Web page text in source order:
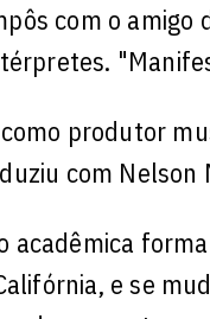
com o
produtor
com
acadêmica
e se